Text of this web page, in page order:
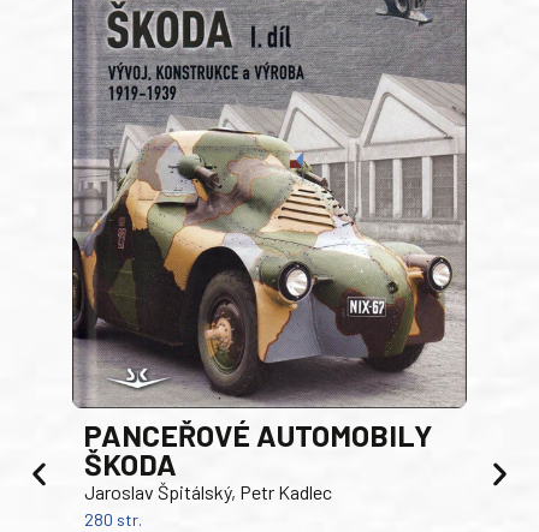
PANCEŘOVÉ AUTOMOBILY
ŠKODA
Jaroslav Špitálský, Petr Kadlec
280 str.